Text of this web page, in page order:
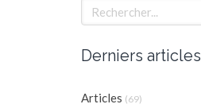
Rechercher
Derniers articles
Articles (69)